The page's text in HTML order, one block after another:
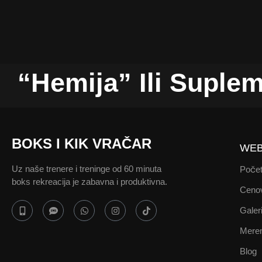
“Hemija” Ili
Vožnja Bicikla za
Muške i Ženske
Kako je Mark
BOKS I KIK VRAČAR
Uz naše trenere i treninge od 60 minuta
boks rekreacija je zabavna i produktivna.
Blog